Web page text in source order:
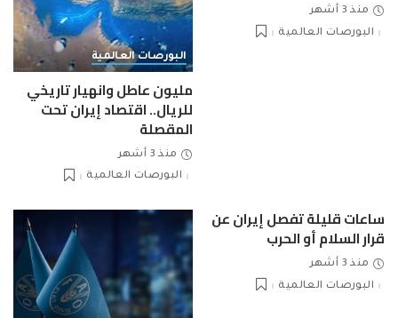
منذ 3 أشهر
البورصات العالمية
البورصات العالمية
مليون عاطل وانهيار تاريخي
للريال.. اقتصاد إيران تحت
المقصلة
منذ 3 أشهر
البورصات العالمية
ساعات قليلة تفصل إيران عن
قرار السلام أو الحرب
منذ 3 أشهر
البورصات العالمية